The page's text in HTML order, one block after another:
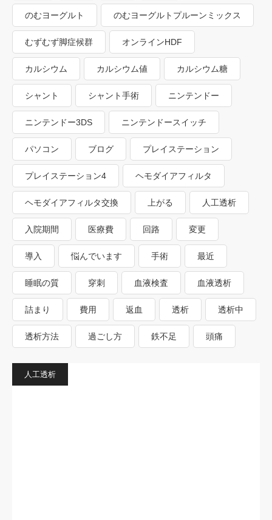
のむヨーグルト のむヨーグルトプルーンミックス
むずむず脚症候群 オンラインHDF
カルシウム カルシウム値 カルシウム糖
シャント シャント手術 ニンテンドー
ニンテンドー3DS ニンテンドースイッチ
パソコン ブログ プレイステーション
プレイステーション4 ヘモダイアフィルタ
ヘモダイアフィルタ交換 上がる 人工透析
入院期間 医療費 回路 変更
導入 悩んでいます 手術 最近
睡眠の質 穿刺 血液検査 血液透析
詰まり 費用 返血 透析 透析中
透析方法 過ごし方 鉄不足 頭痛
人工透析